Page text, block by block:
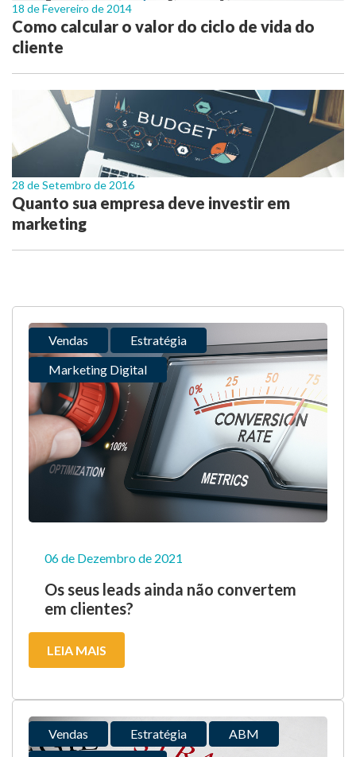
18 de Fevereiro de 2014
Como calcular o valor do ciclo de vida do
cliente
28 de Setembro de 2016
Quanto sua empresa deve investir em
marketing
Vendas
Estratégia
Marketing Digital
06 de Dezembro de 2021
Os seus leads ainda não convertem
em clientes?
LEIA MAIS
Vendas Estratégia
ABM